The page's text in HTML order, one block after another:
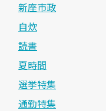
新座市政
自炊
読書
夏時間
選挙特集
通勤特集